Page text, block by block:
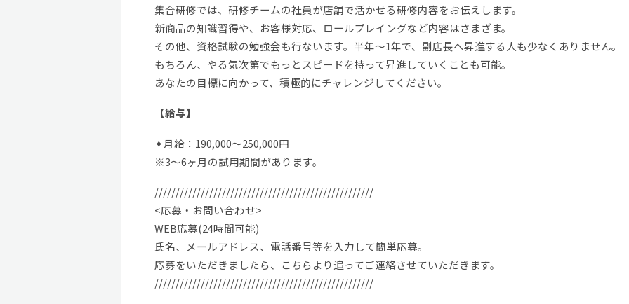
集合研修では、研修チームの社員が店舗で活かせる研修内容をお伝えします。
新商品の知識習得や、お客様対応、ロールプレイングなど内容はさまざま。
その他、資格試験の勉強会も行ないます。半年～1年で、副店長へ昇進する人も少なくありません。
もちろん、やる気次第でもっとスピードを持って昇進していくことも可能。
あなたの目標に向かって、積極的にチャレンジしてください。
【給与】
✦月給：190,000～250,000円
※3～6ヶ月の試用期間があります。
////////////////////////////////////////////////////
<応募・お問い合わせ>
WEB応募(24時間可能)
氏名、メールアドレス、電話番号等を入力して簡単応募。
応募をいただきましたら、こちらより追ってご連絡させていただきます。
////////////////////////////////////////////////////